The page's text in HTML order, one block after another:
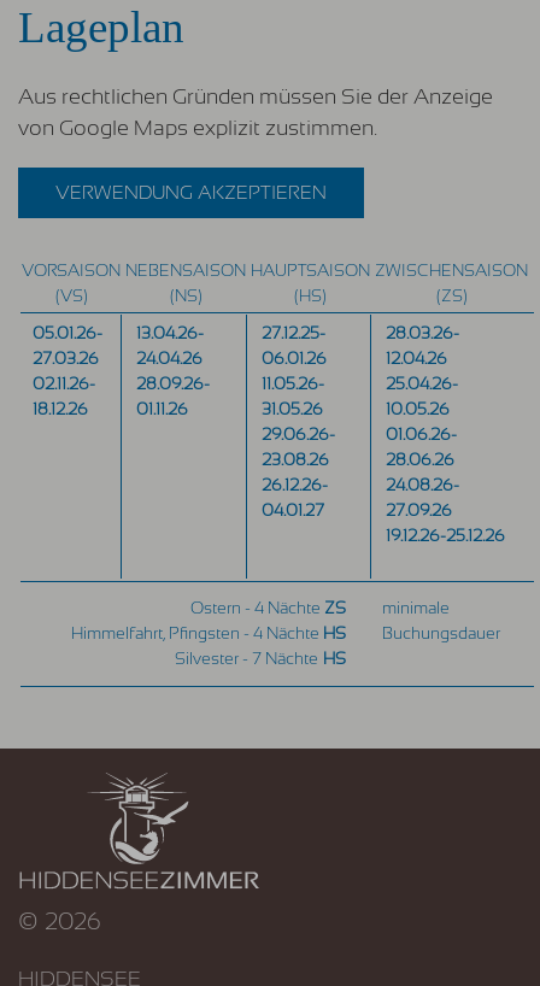
Lageplan
Aus rechtlichen Gründen müssen Sie der Anzeige
von Google Maps explizit zustimmen.
VERWENDUNG AKZEPTIEREN
VORSAISON
(VS)
NEBENSAISON
(NS)
HAUPTSAISON
(HS)
ZWISCHENSAISON
(ZS)
05.01.26-
27.03.26
02.11.26-
18.12.26
13.04.26-
24.04.26
28.09.26-
01.11.26
27.12.25-
06.01.26
11.05.26-
31.05.26
29.06.26-
23.08.26
26.12.26-
04.01.27
28.03.26-
12.04.26
25.04.26-
10.05.26
01.06.26-
28.06.26
24.08.26-
27.09.26
19.12.26-25.12.26
Ostern - 4 Nächte ZS
Himmelfahrt, Pfingsten - 4 Nächte HS
Silvester - 7 Nächte HS
minimale
Buchungsdauer
© 2026
HIDDENSEE